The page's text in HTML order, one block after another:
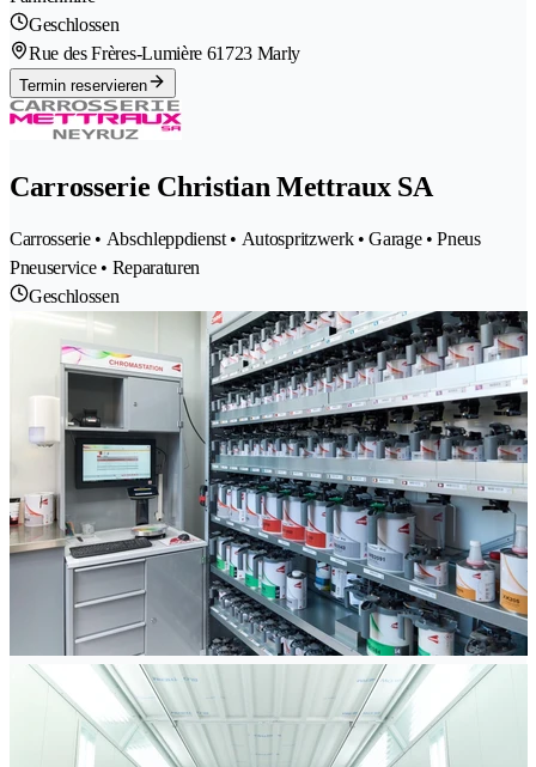
Geschlossen
Rue des Frères-Lumière 61723 Marly
Termin reservieren
Carrosserie Christian Mettraux SA
Carrosserie • Abschleppdienst • Autospritzwerk • Garage • Pneus
Pneuservice • Reparaturen
Geschlossen